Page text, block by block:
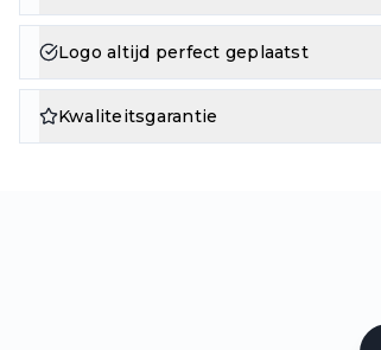
Logo altijd perfect geplaatst
Kwaliteitsgarantie